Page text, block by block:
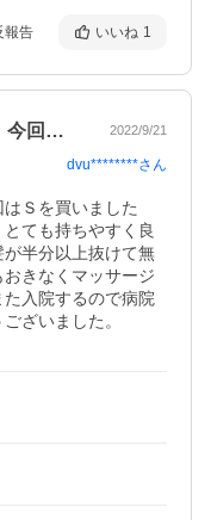
報告 いいね 1
早い対応に有り難うございます。今回はＳ… 2022/9/21
dvu********さん
Ｓを買いました
ても持ちやすく良
半分以上抜けて無
きなくマッサージ
入院するので病院
ざいました。